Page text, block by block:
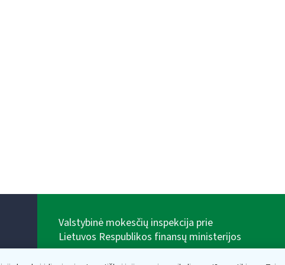
Valstybinė mokesčių inspekcija prie
Lietuvos Respublikos finansų ministerijos